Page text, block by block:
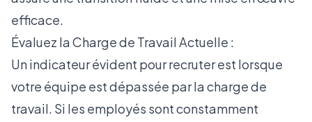
efficace.
Évaluez la Charge de Travail Actuelle :
Un indicateur évident pour recruter est lorsque
votre équipe est dépassée par la charge de
travail. Si les employés sont constamment